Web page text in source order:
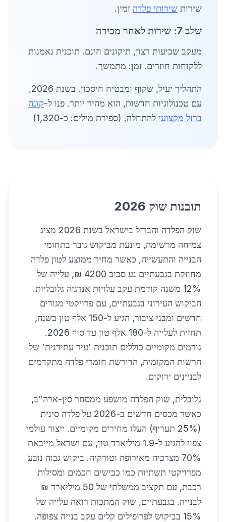
שירות שירותי פלדה זמין.
שלב 7: שירות לאחר מכירה
מעקב שביעות רצון, תיקונים חינם. תוכנית נאמנות
ללקוחות חוזרים. זמן: מתמשך.
התהליך יעיל, שקוף ומבטיח חיסכון. בשנת 2026,
עם טכנולוגיות חדשות, הוא מהיר יותר. פנו ל-קונה
ברזל מקצועי להתחלה. (ספירת מילים: כ-1,320)
תובנות שוק 2026
שוק הפלדה והברזל בישראל בשנת 2026 מציג
צמיחה מרשימה, מונעת מביקוש גובר בתחומי
הבנייה והתעשייה, כאשר מחיר ממוצע לטון פלדה
מחוזקת בגבעתיים נע סביב 4200 ₪, עלייה של
12% משנה קודמת עקב עלויות אנרגיה גלובליות.
הביקוש העירוני בגבעתיים, עם פרויקטי מגורים
חדשים ומבני ציבור, הגיע ל-150 אלף טון בשנה,
תחזית לעלייה ל-180 אלף טון עד סוף 2026.
גורמים מקומיים כוללים תוכנית 'עיר עתידנית' של
הרשות המקומית, הדורשת חומרי פלדה מתקדמים
לבניינים ירוקים.
גלובלית, שוק הפלדה מושפע ממסחר סין-ארה"ב,
כאשר מכסים חדשים ב-2026 על פלדה סינית
(25% תעריף) העלו מחירים מקומיים. ייצור עולמי
צפוי להגיע ל-1.9 מיליארד טון, עם ישראל מייבאת
70% מצרכיה מאירופה וטורקיה. ביקוש גבוה נובע
מפרויקטי תשתיות כמו כבישים חכמים ומסילות
רכבת, עם תקציב ממשלתי של 50 מיליארד ₪
לבנייה. בגבעתיים, שוק המתכות רואה עלייה של
15% בביקוש לפרופילים קלים עקב בנייה צפופה.